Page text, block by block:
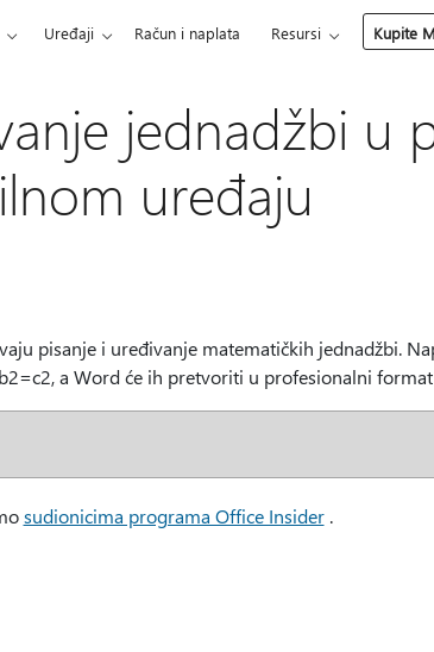
Uređaji Račun i naplata Resursi Kupite
jednadžbi u
uređaju
pisanje i uređivanje matematičkih jednadžbi.
a Word će ih pretvoriti u profesionalni format
sudionicima programa Office Insider.